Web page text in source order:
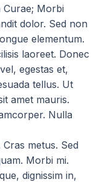
Morbi
dolor. Sed non
elementum.
laoreet. Donec
egestas et,
tellus. Ut
amet mauris.
Nulla
metus. Sed
Morbi mi.
dignissim in,